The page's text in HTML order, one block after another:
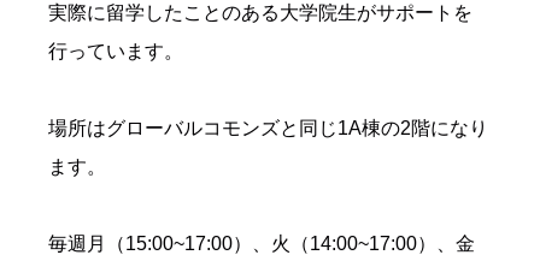
実際に留学したことのある大学院生がサポートを
行っています。
場所はグローバルコモンズと同じ1A棟の2階になり
ます。
毎週月（15:00~17:00）、火（14:00~17:00）、金